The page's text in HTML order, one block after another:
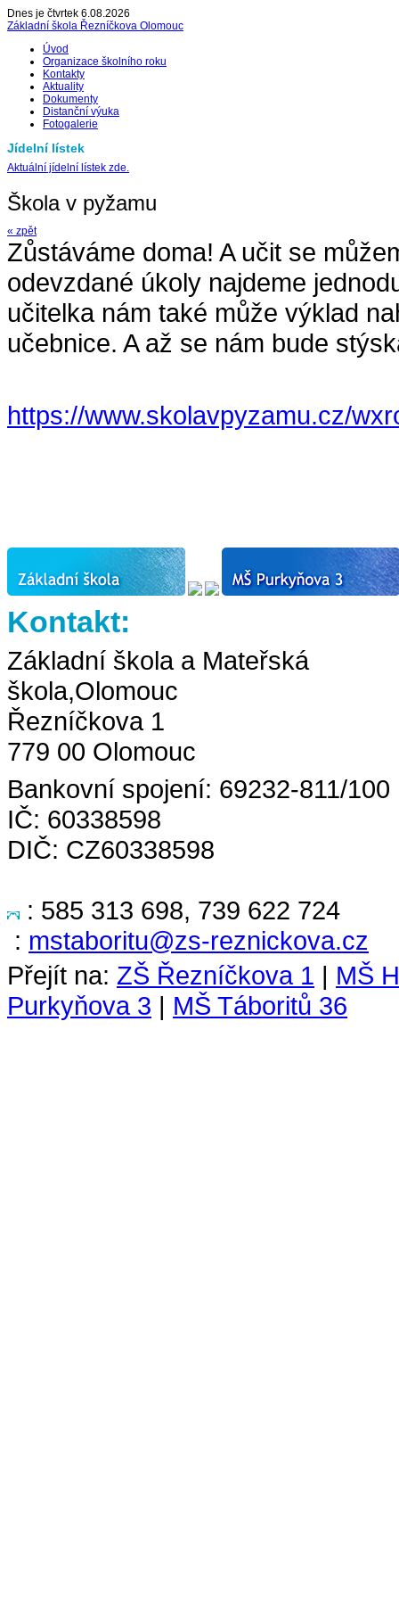
Dnes je čtvrtek 6.08.2026
Základní škola Řezníčkova Olomouc
Úvod
Organizace školního roku
Kontakty
Aktuality
Dokumenty
Distanční výuka
Fotogalerie
Jídelní lístek
Aktuální jídelní lístek zde.
Škola v pyžamu
« zpět
Zůstáváme doma! A učit se
odevzdané úkoly najdeme
učitelka nám také může výklad
učebnice. A až se nám bude
https://www.skolavpyzamu.cz/
Kontakt:
Základní škola a Mateřská
škola,Olomouc
Řezníčkova 1
779 00 Olomouc
Bankovní spojení: 69232-811/100
IČ: 60338598
DIČ: CZ60338598
: 585 313 698, 739 622 724
: mstaboritu@zs-reznickova.cz
Přejít na: ZŠ Řezníčkova 1 | MŠ
Purkyňova 3 | MŠ Táboritů 36